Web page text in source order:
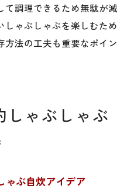
て調理できるため無駄が減
しゃぶしゃぶを楽しむため
方法の工夫も重要なポイン
しゃぶしゃぶ
ゃぶ自炊アイデア